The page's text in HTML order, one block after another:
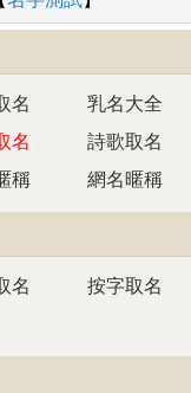
名
乳名大全
名
詩歌取名
稱 網名暱稱
名
按字取名